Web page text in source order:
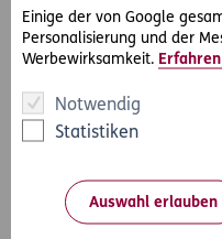
Einige der von Google
Personalisierung und der
Werbewirksamkeit.
Notwendig
Statistiken
Auswahl erlauben